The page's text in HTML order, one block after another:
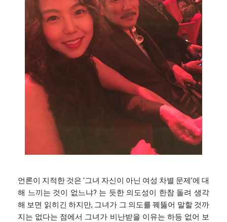
언론이 지적한 것은 ‘그녀 자신이 아닌 여성 차별 문제’에 대
해 느끼는 것이 없느냐? 는 듯한 의도성이 한참 돌려 생각
해 보면 읽히긴 하지만, 그녀가 그 의도를 꿰뚫어 말할 것까
지는 없다는 점에서 그녀가 비난받을 이유는 하등 없어 보